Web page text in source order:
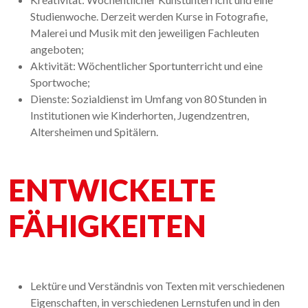
Studienwoche. Derzeit werden Kurse in Fotografie,
Malerei und Musik mit den jeweiligen Fachleuten
angeboten;
Aktivität: Wöchentlicher Sportunterricht und eine
Sportwoche;
Dienste: Sozialdienst im Umfang von 80 Stunden in
Institutionen wie Kinderhorten, Jugendzentren,
Altersheimen und Spitälern.
ENTWICKELTE
FÄHIGKEITEN
Lektüre und Verständnis von Texten mit verschiedenen
Eigenschaften, in verschiedenen Lernstufen und in den